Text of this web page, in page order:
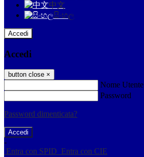
中文
සිංහල
Accedi
Accedi
button close ×
Nome Utente
Password
Password dimenticata?
-
Entra con SPID Entra con CIE